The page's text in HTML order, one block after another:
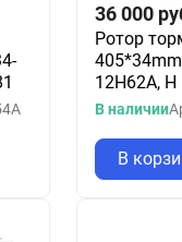
36 000
Ротор
12H62A,
В наличии
В